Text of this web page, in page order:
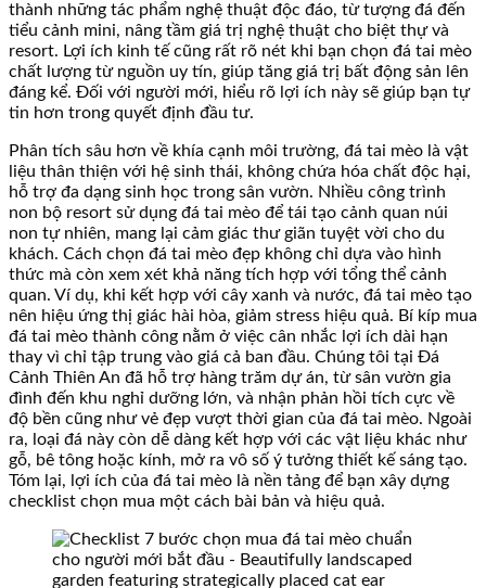
thành những tác phẩm nghệ thuật độc đáo, từ tượng đá đến
tiểu cảnh mini, nâng tầm giá trị nghệ thuật cho biệt thự và
resort. Lợi ích kinh tế cũng rất rõ nét khi bạn chọn đá tai mèo
chất lượng từ nguồn uy tín, giúp tăng giá trị bất động sản lên
đáng kể. Đối với người mới, hiểu rõ lợi ích này sẽ giúp bạn tự
tin hơn trong quyết định đầu tư.
Phân tích sâu hơn về khía cạnh môi trường, đá tai mèo là vật
liệu thân thiện với hệ sinh thái, không chứa hóa chất độc hại,
hỗ trợ đa dạng sinh học trong sân vườn. Nhiều công trình
non bộ resort sử dụng đá tai mèo để tái tạo cảnh quan núi
non tự nhiên, mang lại cảm giác thư giãn tuyệt vời cho du
khách. Cách chọn đá tai mèo đẹp không chỉ dựa vào hình
thức mà còn xem xét khả năng tích hợp với tổng thể cảnh
quan. Ví dụ, khi kết hợp với cây xanh và nước, đá tai mèo tạo
nên hiệu ứng thị giác hài hòa, giảm stress hiệu quả. Bí kíp mua
đá tai mèo thành công nằm ở việc cân nhắc lợi ích dài hạn
thay vì chỉ tập trung vào giá cả ban đầu. Chúng tôi tại Đá
Cảnh Thiên An đã hỗ trợ hàng trăm dự án, từ sân vườn gia
đình đến khu nghỉ dưỡng lớn, và nhận phản hồi tích cực về
độ bền cũng như vẻ đẹp vượt thời gian của đá tai mèo. Ngoài
ra, loại đá này còn dễ dàng kết hợp với các vật liệu khác như
gỗ, bê tông hoặc kính, mở ra vô số ý tưởng thiết kế sáng tạo.
Tóm lại, lợi ích của đá tai mèo là nền tảng để bạn xây dựng
checklist chọn mua một cách bài bản và hiệu quả.